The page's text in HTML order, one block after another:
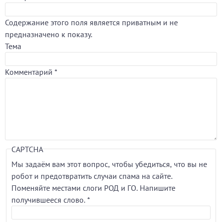
Содержание этого поля является приватным и не
предназначено к показу.
Тема
Комментарий *
CAPTCHA
Мы задаём вам этот вопрос, чтобы убедиться, что вы не
робот и предотвратить случаи спама на сайте.
Поменяйте местами слоги РОД и ГО. Напишите
получившееся слово. *